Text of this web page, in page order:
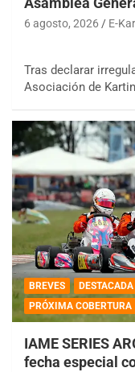
6 agosto, 2026 E-
Tras declarar
Asociación de
BREVES DESTACADA
PRÓXIMA COBERTURA
IAME SERIES
fecha especial